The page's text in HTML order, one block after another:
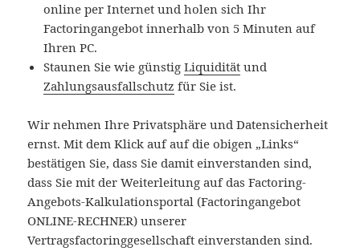
online per Internet und holen sich Ihr
Factoringangebot innerhalb von 5 Minuten auf
Ihren PC.
Staunen Sie wie günstigLiquidität und
Zahlungsausfallschutz für Sie ist.
Wir nehmen Ihre Privatsphäre und Datensicherheit
ernst. Mit dem Klick auf auf die obigen „Links“
bestätigen Sie, dass Sie damit einverstanden sind,
dass Sie mit der Weiterleitung auf das Factoring-
Angebots-Kalkulationsportal (Factoringangebot
ONLINE-RECHNER) unserer
Vertragsfactoringgesellschaft einverstanden sind.